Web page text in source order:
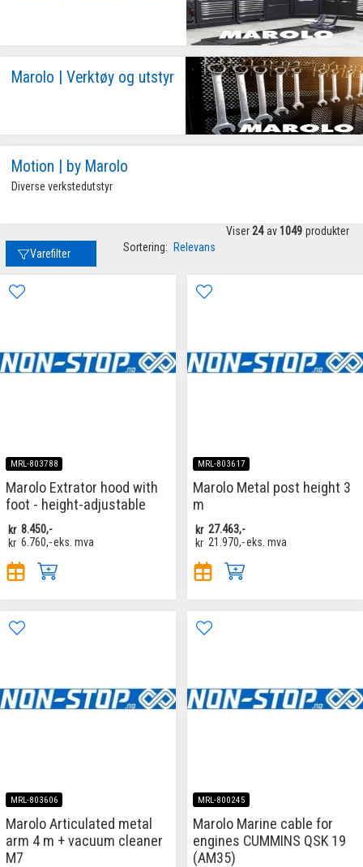
Marolo | Verktøy og utstyr
Motion | by Marolo
Diverse verkstedutstyr
Varefilter Sortering: Relevans
Viser 24 av 1049 produkter
MRL-803788
Marolo Extrator hood with
foot - height-adjustable
kr 8.450,-
kr 6.760,-eks. mva
MRL-803617
Marolo Metal post height 3
m
kr 27.463,-
kr 21.970,-eks. mva
MRL-803606
Marolo Articulated metal
arm 4 m + vacuum cleaner
M7
MRL-800245
Marolo Marine cable for
engines CUMMINS QSK 19
(AM35)